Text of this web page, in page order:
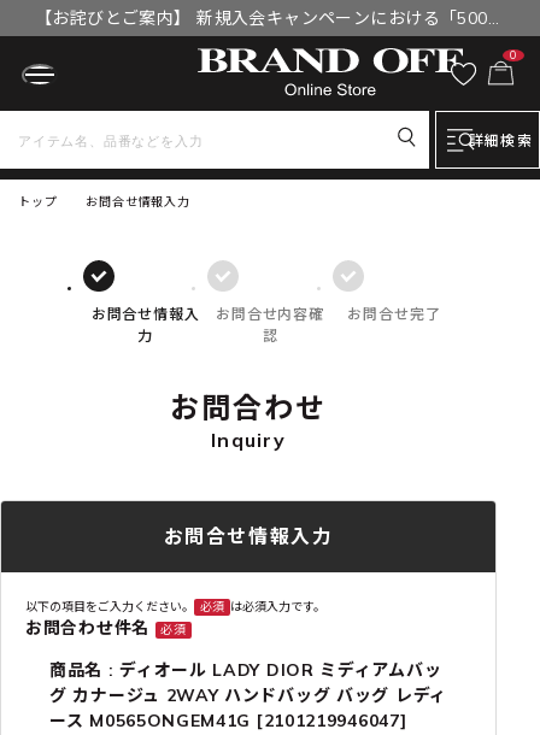
【お詫びとご案内】 新規入会キャンペーンにおける「500円
OFFクーポン」付与漏れと補填について
0
詳細検索
トップ お問合せ情報入力
お問合せ情報入
力
お問合せ内容確
認
お問合せ完了
お問合わせ
Inquiry
お問合せ情報入力
以下の項目をご入力ください。 必須 は必須入力です。
お問合わせ件名 必須
商品名 : ディオール LADY DIOR ミディアムバッ
グ カナージュ 2WAY ハンドバッグ バッグ レディ
ース M0565ONGEM41G [2101219946047]